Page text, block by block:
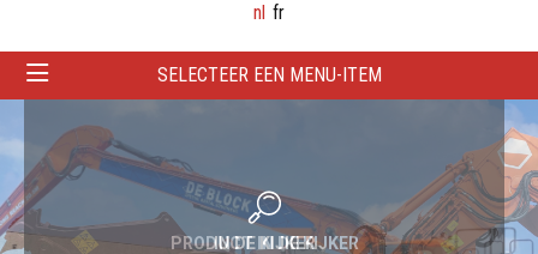
nl fr
SELECTEER EEN MENU-ITEM
PRODUCT IN DE KIJKER